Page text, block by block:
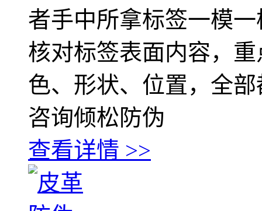
者手中所拿标签一模
核对标签表面内容，
色、形状、位置，全
咨询倾松防伪
查看详情 >>